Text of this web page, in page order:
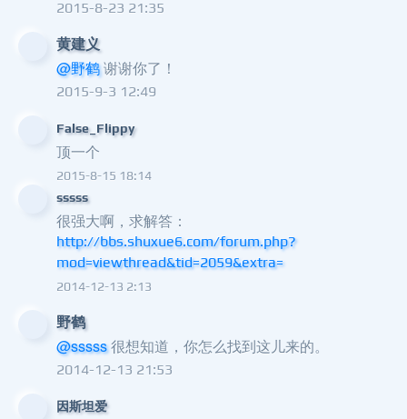
2015-8-23 21:35
黄建义
@野鹤谢谢你了！
2015-9-3 12:49
False_Flippy
顶一个
2015-8-15 18:14
sssss
很强大啊，求解答：
http://bbs.shuxue6.com/forum.php?
mod=viewthread&tid=2059&extra=
2014-12-13 2:13
野鹤
@sssss很想知道，你怎么找到这儿来的。
2014-12-13 21:53
因斯坦爱